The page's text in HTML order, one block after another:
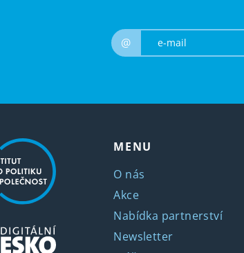
@
MENU
O nás
Akce
Nabídka partnerství
Newsletter